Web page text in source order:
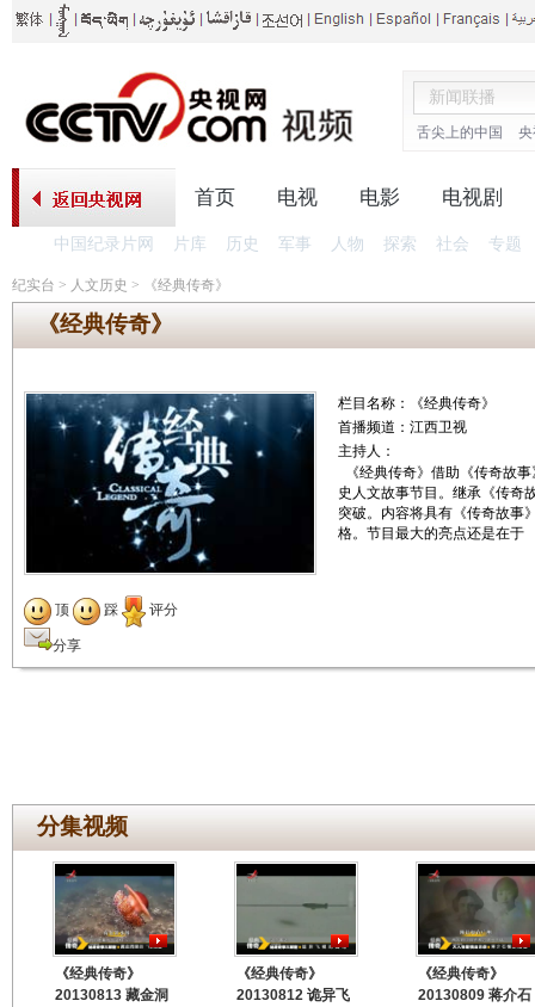
舌尖上的中国
首页 电视 电影 电视剧
中国纪录片网 片库 历史 军事 人物 探索 社会 专题
纪实台 > 人文历史 > 《经典传奇》
《经典传奇》
顶 踩 评分
分享
栏目名称：《经典传奇》
首播频道：江西卫视
主持人：
《经典传奇》借助《传奇故
史人文故事节目。继承《传奇
突破。内容将具有《传奇故事
格。节目最大的亮点还是在于
分集视频
《经典传奇》
20130813 藏金洞
《经典传奇》
20130812 诡异飞
《经典传奇》
20130809 蒋介石